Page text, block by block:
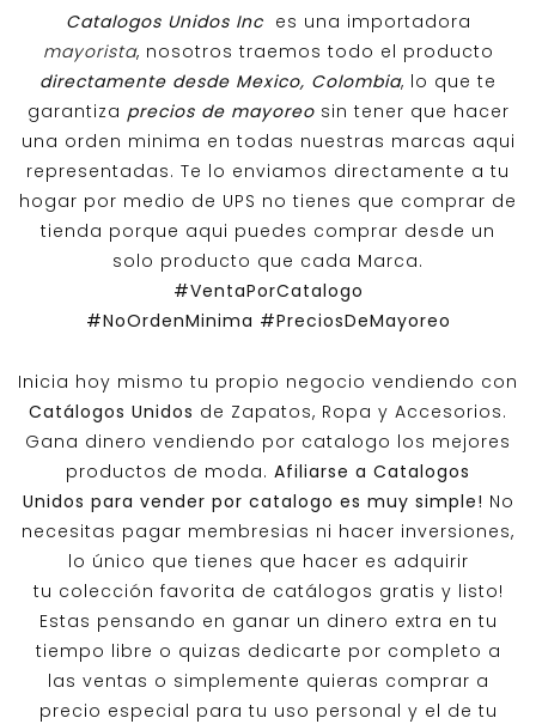
Catalogos Unidos Inc es una importadora
mayorista, nosotros traemos todo el producto
directamente desde Mexico, Colombia, lo que te
garantiza precios de mayoreosin tener que hacer
una orden minima en todas nuestras marcas aqui
representadas. Te lo enviamos directamente a tu
hogar por medio de UPS no tienes que comprar de
tienda porque aqui puedes comprar desde un
solo producto que cada Marca.
#VentaPorCatalogo
#NoOrdenMinima #PreciosDeMayoreo
Inicia hoy mismo tu propio negocio vendiendo con
Catálogos Unidos de Zapatos, Ropa y Accesorios.
Gana dinero vendiendo por catalogo los mejores
productos de moda. Afiliarse a Catalogos
Unidos para vender por catalogo es muy simple! No
necesitas pagar membresias ni hacer inversiones,
lo único que tienes que hacer es adquirir
tu colección favorita de catálogos gratis y listo!
Estas pensando en ganar un dinero extra en tu
tiempo libre o quizas dedicarte por completo a
las ventas o simplemente quieras comprar a
precio especial para tu uso personal y el de tu